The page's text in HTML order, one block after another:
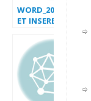
WORD_2007_CREER
ET INSERER
QUICKPART